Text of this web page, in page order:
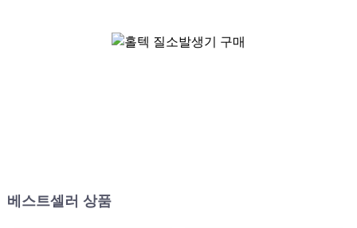
베스트셀러 상품